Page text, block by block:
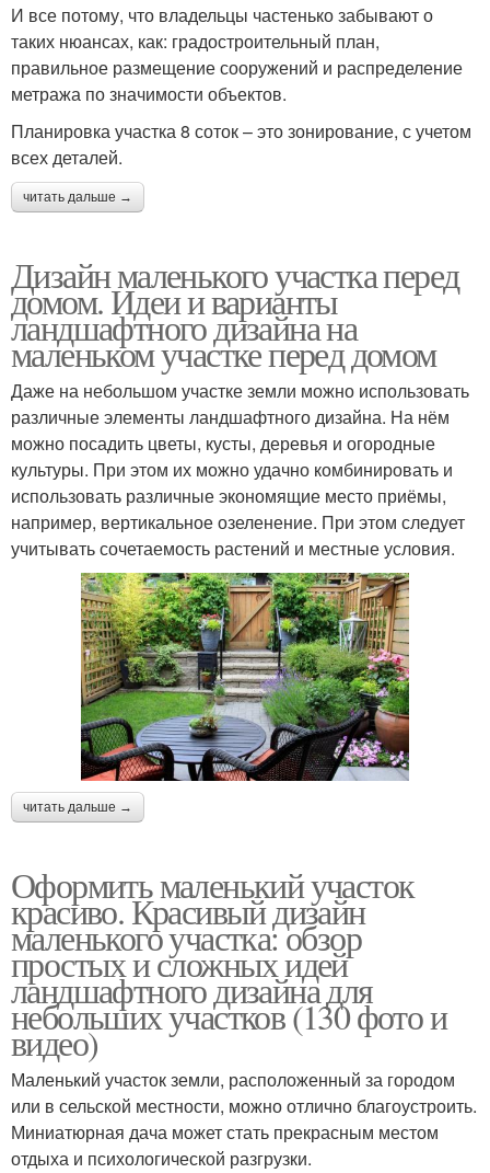
И все потому, что владельцы частенько забывают о
таких нюансах, как: градостроительный план,
правильное размещение сооружений и распределение
метража по значимости объектов.
Планировка участка 8 соток – это зонирование, с учетом
всех деталей.
читать дальше →
Дизайн маленького участка перед
домом. Идеи и варианты
ландшафтного дизайна на
маленьком участке перед домом
Даже на небольшом участке земли можно использовать
различные элементы ландшафтного дизайна. На нём
можно посадить цветы, кусты, деревья и огородные
культуры. При этом их можно удачно комбинировать и
использовать различные экономящие место приёмы,
например, вертикальное озеленение. При этом следует
учитывать сочетаемость растений и местные условия.
читать дальше →
Оформить маленький участок
красиво. Красивый дизайн
маленького участка: обзор
простых и сложных идей
ландшафтного дизайна для
небольших участков (130 фото и
видео)
Маленький участок земли, расположенный за городом
или в сельской местности, можно отлично благоустроить.
Миниатюрная дача может стать прекрасным местом
отдыха и психологической разгрузки.